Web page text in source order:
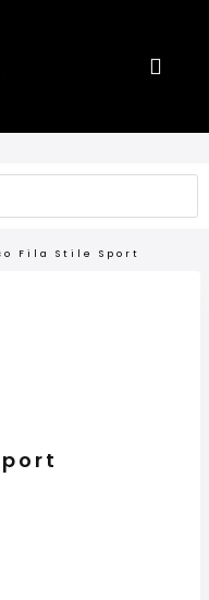
Fila Stile Sport